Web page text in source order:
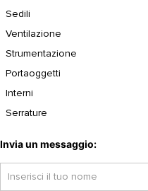
Sedili
Ventilazione
Strumentazione
Portaoggetti
Interni
Serrature
Invia un messaggio: